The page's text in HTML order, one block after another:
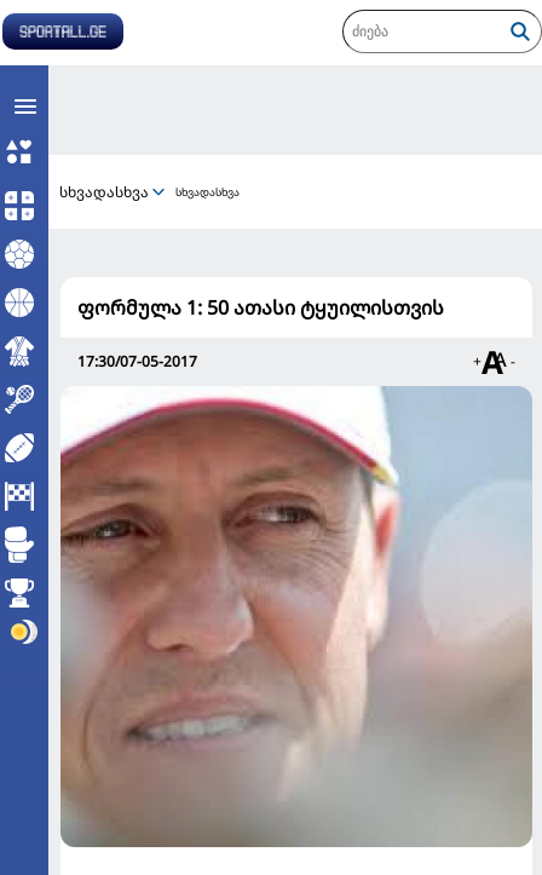
სხვადასხვა სხვადასხვა
ფორმულა 1: 50 ათასი ტყუილისთვის
17:30/07-05-2017 + -